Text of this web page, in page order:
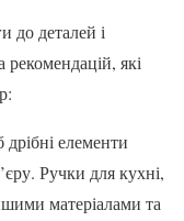
до деталей і
які
елементи
Ручки для кухні,
матеріалами та